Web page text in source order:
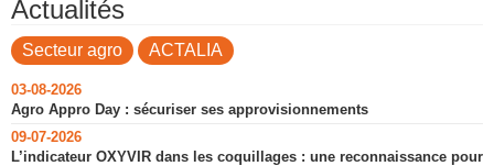
Actualités
Secteur agro ACTALIA
03-08-2026
Agro Appro Day : sécuriser ses approvisionnements
09-07-2026
L’indicateur OXYVIR dans les coquillages : une reconnaissance pour